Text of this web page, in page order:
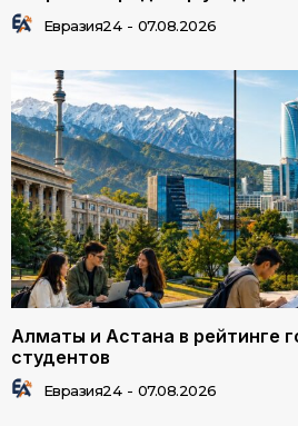
Евразия24 - 07.08.2026
Алматы и Астана в рейтинге
студентов
Евразия24 - 07.08.2026